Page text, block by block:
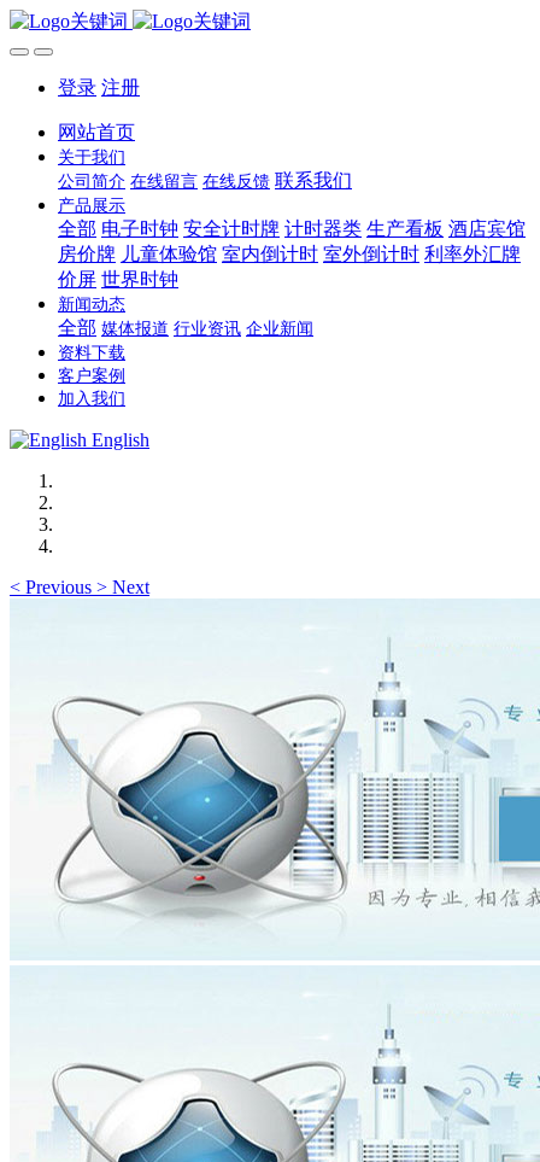
登录 注册
网站首页
关于我们
公司简介 在线留言 在线反馈 联系我们
产品展示
全部 电子时钟 安全计时牌 计时器类 生产看板 酒店宾馆
房价牌 儿童体验馆 室内倒计时 室外倒计时 利率外汇牌
价屏 世界时钟
新闻动态
全部 媒体报道 行业资讯 企业新闻
资料下载
客户案例
加入我们
English
< Previous > Next